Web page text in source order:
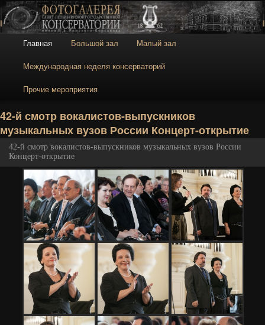
Галерея
Галерея Санкт-
Петербургской
консерватории
Главное меню
Перейти к основному содержимому
Перейти к дополнительному содержимому
Главная Большой зал Малый зал
Международная неделя консерваторий
Прочие мероприятия
42-й смотр вокалистов-выпускников
музыкальных вузов России Концерт-открытие
42-й смотр вокалистов-выпускников музыкальных вузов России
Концерт-открытие